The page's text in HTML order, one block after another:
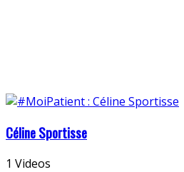
Céline Sportisse
1 Videos